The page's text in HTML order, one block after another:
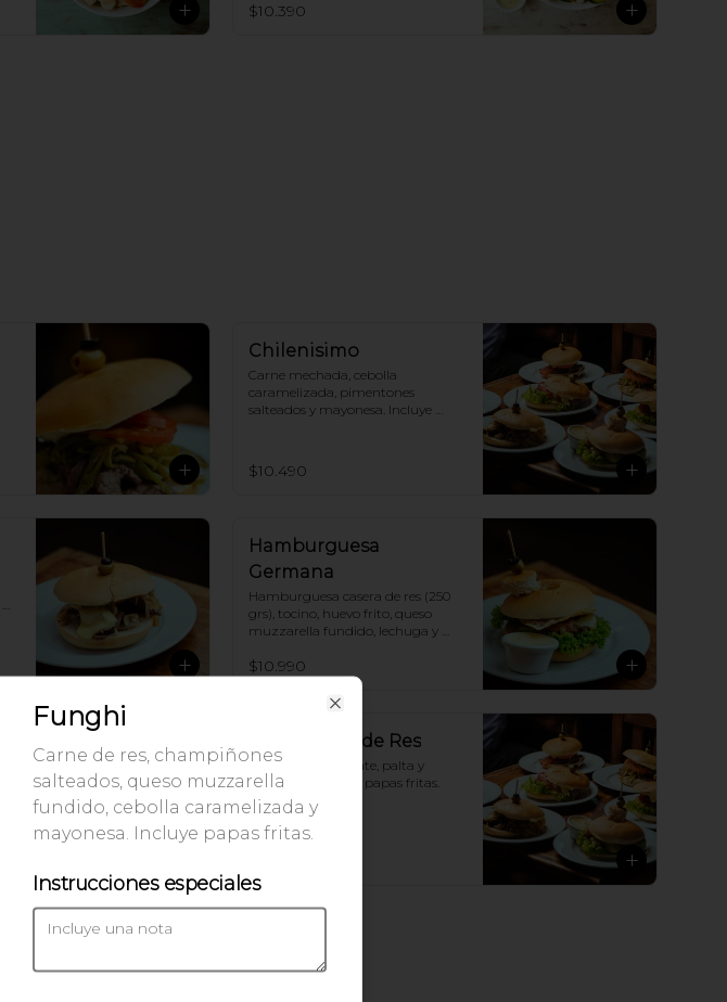
$10.390
Chilenisimo
Carne mechada, cebolla
caramelizada, pimentones
salteados y mayonesa. Incluye
$10.490
Hamburguesa
Germana
Hamburguesa casera de res (250
grs), tocino, huevo frito, queso
muzzarella fundido, lechuga y
$10.990
Italianisimo de Res
Carne de res, tomate, palta y
mayonesa. Incluye papas fritas.
Funghi
Carne de res, champiñones
salteados, queso muzzarella
fundido, cebolla caramelizada y
mayonesa. Incluye papas fritas.
Instrucciones especiales